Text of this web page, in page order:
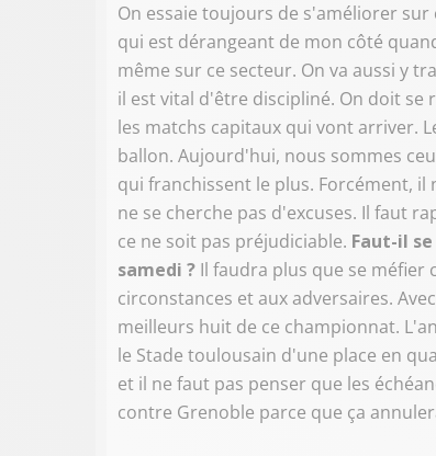
On essaie toujours de s'améliorer sur
qui est dérangeant de mon côté
même sur ce secteur. On va aussi y
il est vital d'être discipliné. On doit
les matchs capitaux qui vont arriver.
ballon. Aujourd'hui, nous sommes
qui franchissent le plus. Forcément,
ne se cherche pas d'excuses. Il faut
ce ne soit pas préjudiciable. Faut-il
samedi ? Il faudra plus que se méfier
circonstances et aux adversaires.
meilleurs huit de ce championnat.
le Stade toulousain d'une place en
et il ne faut pas penser que les
contre Grenoble parce que ça